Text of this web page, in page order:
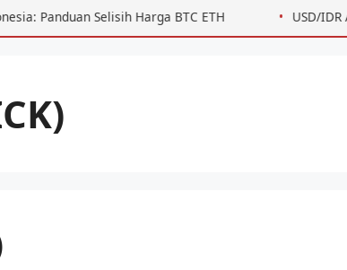
Selisih Harga BTC ETH USD/IDR